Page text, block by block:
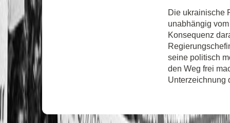
Die ukrainische
unabhängig
Konsequenz
seine politisch
den Weg frei
Unterzeichnung